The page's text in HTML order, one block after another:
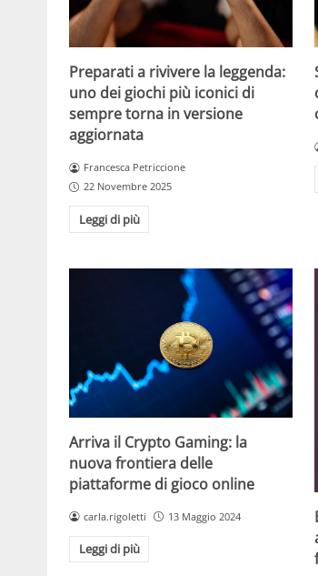
Preparati a rivivere la leggenda:
uno dei giochi più iconici di
sempre torna in versione
aggiornata
Francesca Petriccione
22 Novembre 2025
Leggi di più
Arriva il Crypto Gaming: la
nuova frontiera delle
piattaforme di gioco online
carla.rigoletti 13 Maggio 2024
Leggi di più